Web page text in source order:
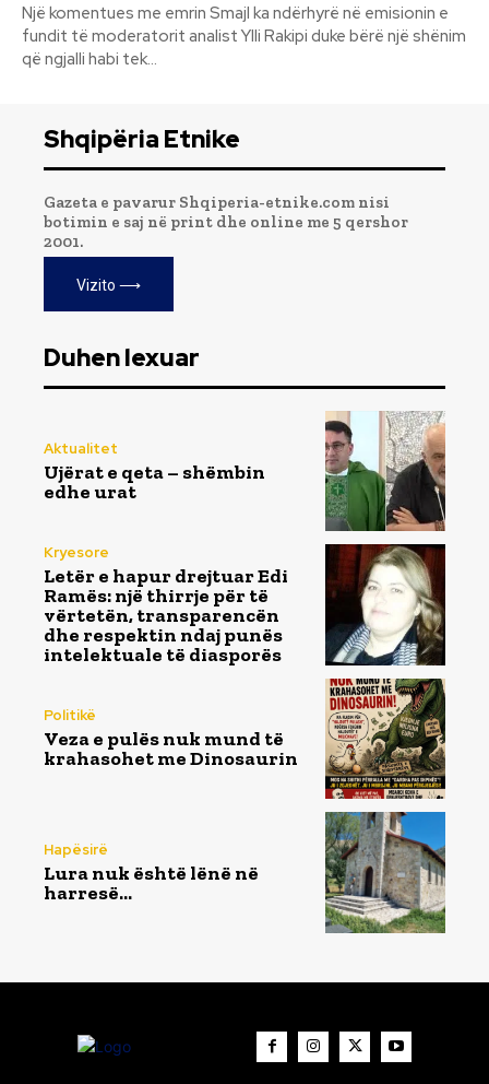
Një komentues me emrin Smajl ka ndërhyrë në emisionin e
fundit të moderatorit analist Ylli Rakipi duke bërë një shënim
që ngjalli habi tek...
Shqipëria Etnike
Gazeta e pavarur Shqiperia-etnike.com nisi
botimin e saj në print dhe online me 5 qershor
2001.
Vizito ⟶
Duhen lexuar
Aktualitet
Ujërat e qeta – shëmbin
edhe urat
Kryesore
Letër e hapur drejtuar Edi
Ramës: një thirrje për të
vërtetën, transparencën
dhe respektin ndaj punës
intelektuale të diasporës
Politikë
Veza e pulës nuk mund të
krahasohet me Dinosaurin
Hapësirë
Lura nuk është lënë në
harresë…